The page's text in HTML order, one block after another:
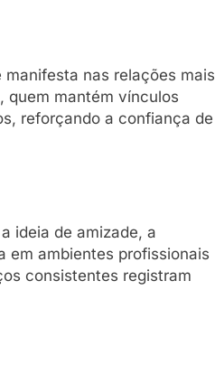
nas relações mais
quem mantém vínculos
reforçando a confiança de
ideia de amizade, a
em ambientes profissionais
consistentes registram